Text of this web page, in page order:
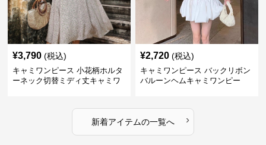
¥3,790 (税込)
キャミワンピース 小花柄ホルタ
ーネック切替ミディ丈キャミワ
¥2,720 (税込)
キャミワンピース バックリボン
バルーンヘムキャミワンピー
新着アイテムの一覧へ ›